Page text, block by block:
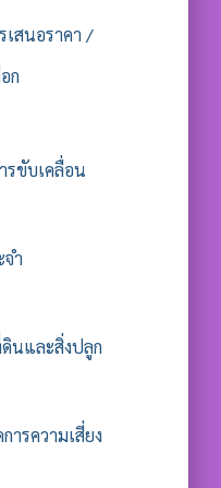
เสนอราคา /
ก
รขับเคลื่อน
ำ
นและสิ่งปลูก
ารความเสี่ยง